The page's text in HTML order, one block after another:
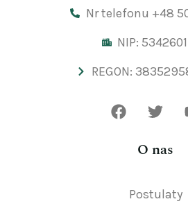
Nr telefonu +48
NIP:
REGON:
O nas
Postulaty